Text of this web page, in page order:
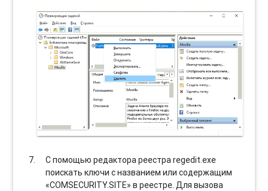
С помощью редактора реестра regedit.exe
поискать ключи с названием или содержащим
«COMSECURITY.SITE» в реестре. Для вызова